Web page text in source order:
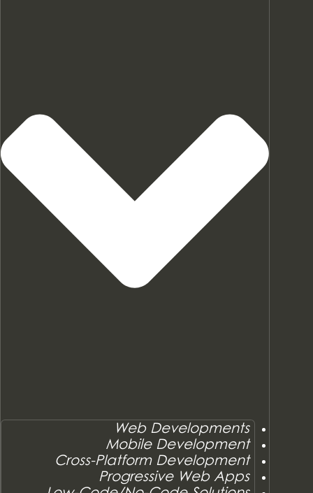
Web Developments
Mobile Development
Cross-Platform Development
Progressive Web Apps